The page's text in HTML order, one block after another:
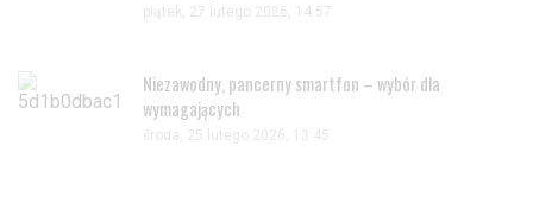
piątek, 27 lutego 2026, 14:57
Niezawodny, pancerny smartfon – wybór dla
wymagających
środa, 25 lutego 2026, 13:45